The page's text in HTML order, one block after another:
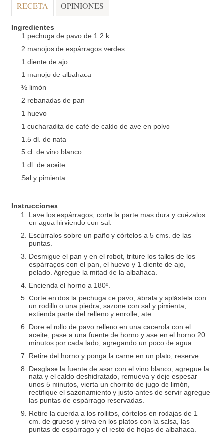
RECETA OPINIONES
Ingredientes
1 pechuga de pavo de 1.2 k.
2 manojos de espárragos verdes
1 diente de ajo
1 manojo de albahaca
½ limón
2 rebanadas de pan
1 huevo
1 cucharadita de café de caldo de ave en polvo
1.5 dl. de nata
5 cl. de vino blanco
1 dl. de aceite
Sal y pimienta
Instrucciones
Lave los espárragos, corte la parte mas dura y cuézalos
en agua hirviendo con sal.
Escúrralos sobre un paño y córtelos a 5 cms. de las
puntas.
Desmigue el pan y en el robot, triture los tallos de los
espárragos con el pan, el huevo y 1 diente de ajo,
pelado. Agregue la mitad de la albahaca.
Encienda el horno a 180º.
Corte en dos la pechuga de pavo, ábrala y aplástela con
un rodillo o una piedra, sazone con sal y pimienta,
extienda parte del relleno y enrolle, ate.
Dore el rollo de pavo relleno en una cacerola con el
aceite, pase a una fuente de horno y ase en el horno 20
minutos por cada lado, agregando un poco de agua.
Retire del horno y ponga la carne en un plato, reserve.
Desglase la fuente de asar con el vino blanco, agregue la
nata y el caldo deshidratado, remueva y deje espesar
unos 5 minutos, vierta un chorrito de jugo de limón,
rectifique el sazonamiento y justo antes de servir agregue
las puntas de espárrago reservadas.
Retire la cuerda a los rollitos, córtelos en rodajas de 1
cm. de grueso y sirva en los platos con la salsa, las
puntas de espárrago y el resto de hojas de albahaca.